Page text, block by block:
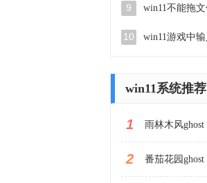
9
10
win11系统推荐
1
2